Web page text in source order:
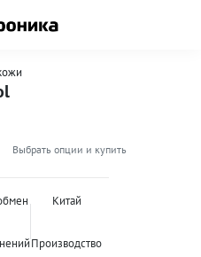
Выбрать опции и купить
Китай
Производство